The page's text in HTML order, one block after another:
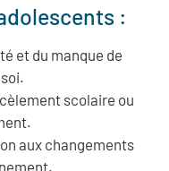
:
et du manque de
scolaire ou
aux changements